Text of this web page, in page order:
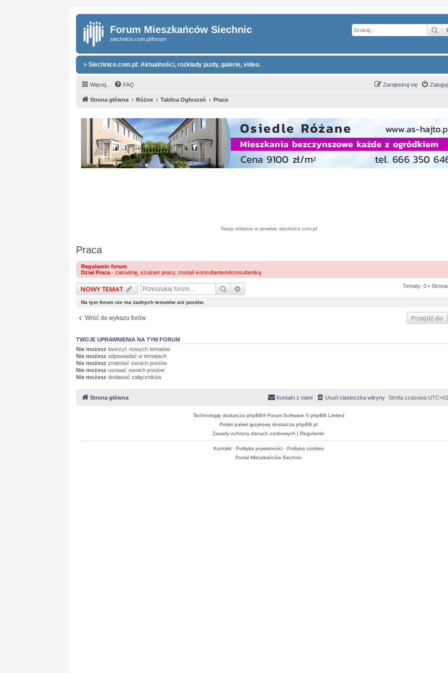
Forum Mieszkańców Siechnic
siechnice.com.pl/forum
Siechnice.com.pl: Aktualności, rozkłady jazdy, galerie, video.
Więcej… FAQ Zarejestruj się
Strona główna Różne Tablica Ogłoszeń Praca
Twoja reklama w serwisie siechnice.com.pl
Praca
Regulamin forum
Dział Praca - zatrudnię, szukam pracy, zostań konsultantem/konsultantką
NOWY TEMAT Szukaj Tematy: 0 • Strona
Na tym forum nie ma żadnych tematów ani postów.
Wróć do wykazu forów Przejdź do
TWOJE UPRAWNIENIA NA TYM FORUM
Nie możesz tworzyć nowych tematów
Nie możesz odpowiadać w tematach
Nie możesz zmieniać swoich postów
Nie możesz usuwać swoich postów
Nie możesz dodawać załączników
Strona główna Strefa czasowa
Usuń ciasteczka witryny
Kontakt z nami
Technologię dostarcza phpBB® Forum Software © phpBB Limited
Polski pakiet językowy dostarcza phpBB.pl
Zasady ochrony danych osobowych | Regulamin
Kontakt· Polityka prywatności· Polityka cookies
Portal Mieszkańców Siechnic